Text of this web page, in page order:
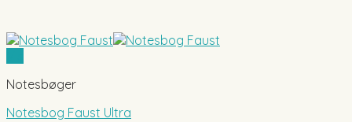
Notesbøger
Notesbog Faust Ultra